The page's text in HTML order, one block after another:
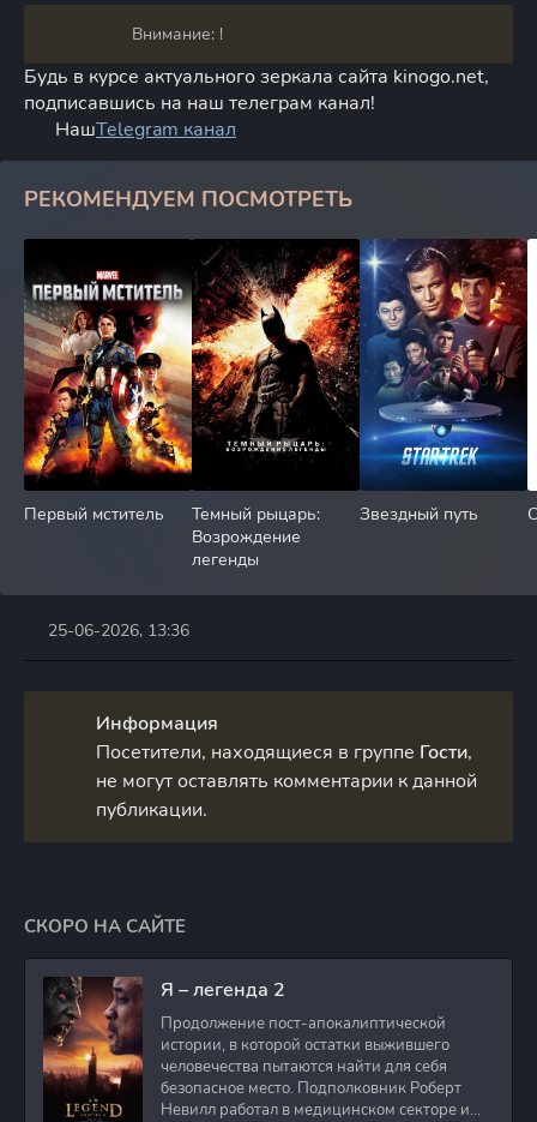
Внимание: !
Будь в курсе актуального зеркала сайта kinogo.net,
подписавшись на наш телеграм канал!
НашTelegram канал
РЕКОМЕНДУЕМ ПОСМОТРЕТЬ
Первый мститель
Темный рыцарь:
Возрождение
легенды
Звездный путь
25-06-2026, 13:36
Информация
Посетители, находящиеся в группе Гости,
не могут оставлять комментарии к данной
публикации.
СКОРО НА САЙТЕ
Я – легенда 2
Продолжение пост-апокалиптической
истории, в которой остатки выжившего
человечества пытаются найти для себя
безопасное место. Подполковник Роберт
Невилл работал в медицинском секторе и